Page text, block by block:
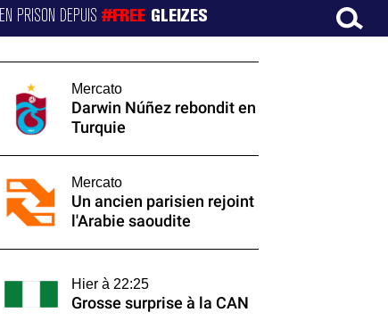
EN PRISON DEPUIS#FREE GLEIZES
Mercato
Darwin Núñez rebondit en
Turquie
Mercato
Un ancien parisien rejoint
l'Arabie saoudite
Hier à 22:25
Grosse surprise à la CAN